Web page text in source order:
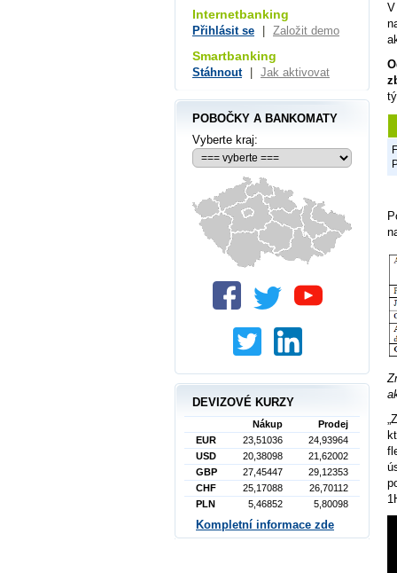
V
Internetbanking
Přihlásit se Založit demo
Smartbanking
Stáhnout Jak aktivovat
POBOČKY A BANKOMATY
Vyberte kraj:
DEVIZOVÉ KURZY
Nákup
Prodej
EUR
23,51036
24,93964
USD
20,38098
21,62002
GBP
27,45447
29,12353
CHF
25,17088
26,70112
PLN
5,46852 5,80098
Kompletní informace zde